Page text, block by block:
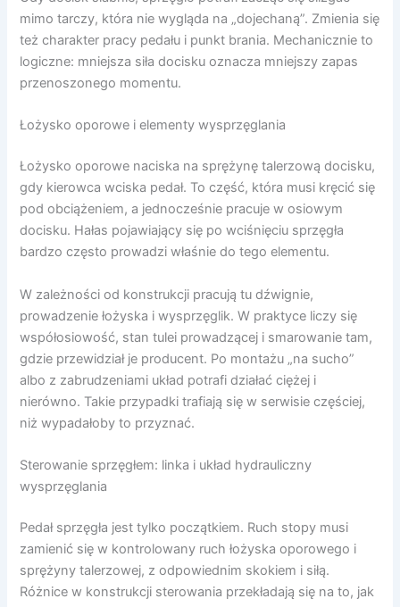
mimo tarczy, która nie wygląda na „dojechaną”. Zmienia się
też charakter pracy pedału i punkt brania. Mechanicznie to
logiczne: mniejsza siła docisku oznacza mniejszy zapas
przenoszonego momentu.
Łożysko oporowe i elementy wysprzęglania
Łożysko oporowe naciska na sprężynę talerzową docisku,
gdy kierowca wciska pedał. To część, która musi kręcić się
pod obciążeniem, a jednocześnie pracuje w osiowym
docisku. Hałas pojawiający się po wciśnięciu sprzęgła
bardzo często prowadzi właśnie do tego elementu.
W zależności od konstrukcji pracują tu dźwignie,
prowadzenie łożyska i wysprzęglik. W praktyce liczy się
współosiowość, stan tulei prowadzącej i smarowanie tam,
gdzie przewidział je producent. Po montażu „na sucho”
albo z zabrudzeniami układ potrafi działać ciężej i
nierówno. Takie przypadki trafiają się w serwisie częściej,
niż wypadałoby to przyznać.
Sterowanie sprzęgłem: linka i układ hydrauliczny
wysprzęglania
Pedał sprzęgła jest tylko początkiem. Ruch stopy musi
zamienić się w kontrolowany ruch łożyska oporowego i
sprężyny talerzowej, z odpowiednim skokiem i siłą.
Różnice w konstrukcji sterowania przekładają się na to, jak